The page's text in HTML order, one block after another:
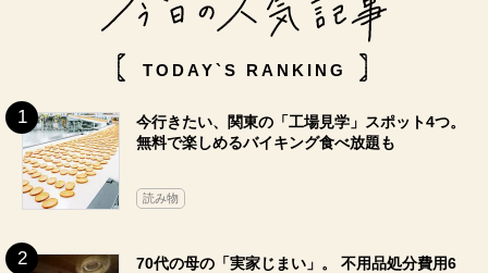
TODAY`S RANKING
今行きたい、関東の「工場見学」スポット4つ。
無料で楽しめるバイキング食べ放題も
読み物
70代の母の「実家じまい」。 不用品処分費用6